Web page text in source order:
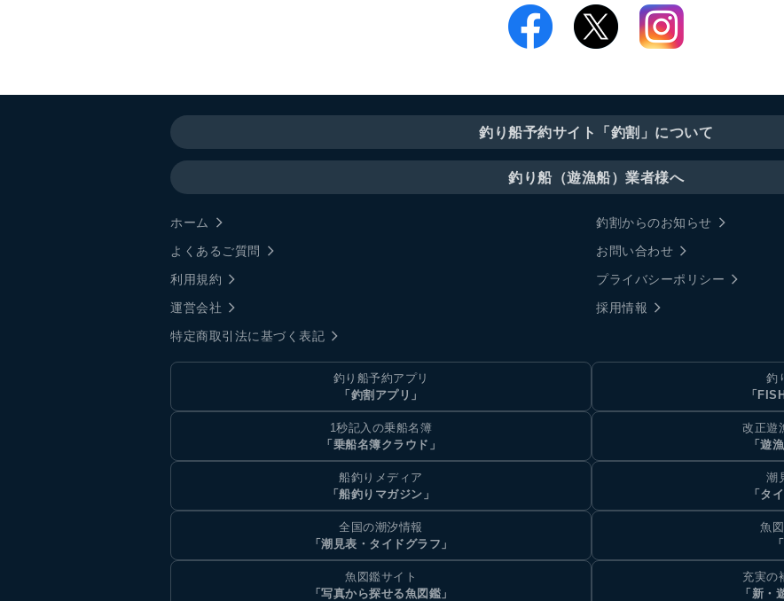
釣り船予約サイト「釣割」について
釣り船（遊漁船）業者様へ
ホーム
釣割からのお知らせ
よくあるご質問
お問い合わせ
利用規約
プライバシーポリシー
運営会社
採用情報
特定商取引法に基づく表記
釣り船予約アプリ
「釣割アプリ」
釣
「
1秒記入の乗船名簿
「乗船名簿クラウド」
改正遊
「遊
船釣りメディア
「船釣りマガジン」
潮
「タ
全国の潮汐情報
「潮見表・タイドグラフ」
魚
魚図鑑サイト
「写真から探せる魚図鑑」
充実の
「新・